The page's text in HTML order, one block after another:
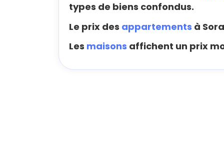
types de biens confondus.
Le prix des appartements à
Les maisons affichent un prix